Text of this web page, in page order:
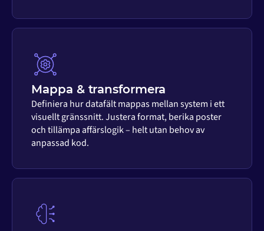
Mappa & transformera
Definiera hur datafält mappas mellan system i ett
visuellt gränssnitt. Justera format, berika poster
och tillämpa affärslogik – helt utan behov av
anpassad kod.